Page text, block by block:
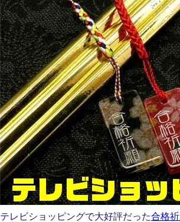
テレビショッピングで大好評だった合格